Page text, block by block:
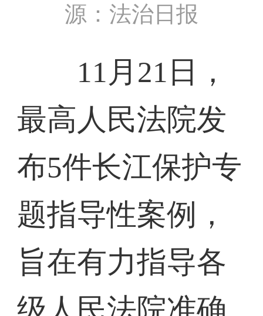
源：法治日报
11月21日，
最高人民法院发
布5件长江保护专
题指导性案例，
旨在有力指导各